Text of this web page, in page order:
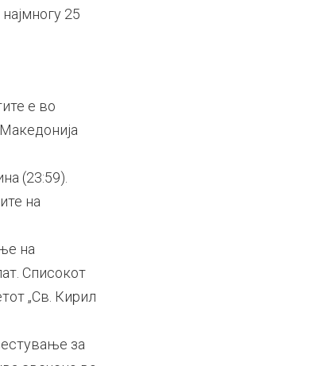
25
е во
(23:59).
на
на
Списокот
„Св. Кирил
за